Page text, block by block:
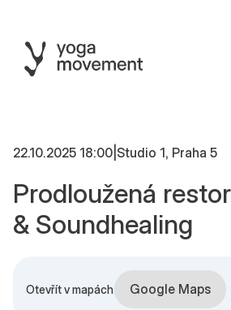
22.10.2025 18:00 Studio 1, Praha 5
Prodloužená
& Soundhealing
Otevřít v mapách Google Maps